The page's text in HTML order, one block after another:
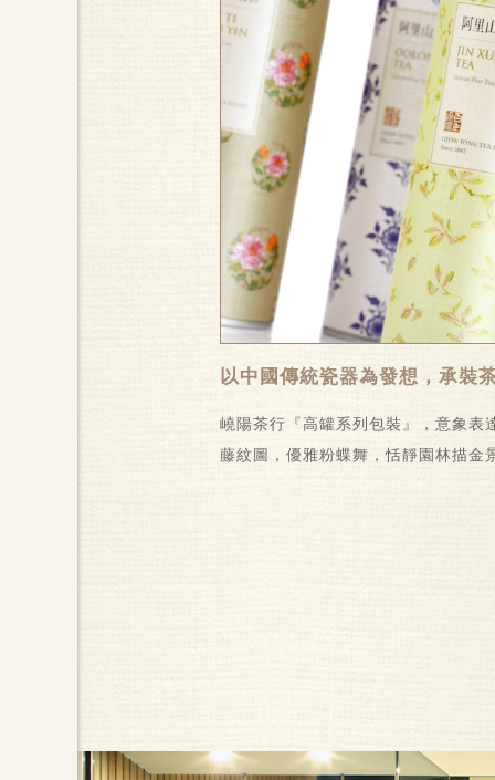
以中國傳統瓷器為發想，承裝
嶢陽茶行『高罐系列包裝』，意象表
藤紋圖，優雅粉蝶舞，恬靜園林描金